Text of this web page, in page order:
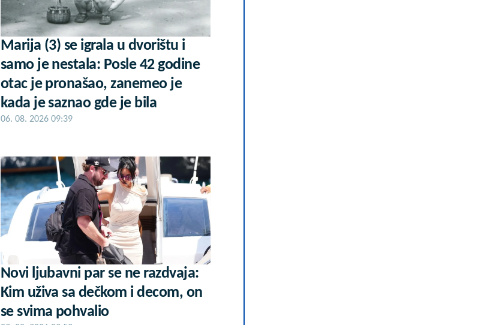
Marija (3) se igrala u dvorištu i
samo je nestala: Posle 42 godine
otac je pronašao, zanemeo je
kada je saznao gde je bila
06. 08. 2026 09:39
Novi ljubavni par se ne razdvaja:
Kim uživa sa dečkom i decom, on
se svima pohvalio